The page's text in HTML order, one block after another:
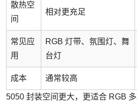
散热空
间
相对更充足
常见应
用
RGB 灯带、氛围灯、舞
台灯
成本 通常较高
5050 封装空间更大，更适合 RGB